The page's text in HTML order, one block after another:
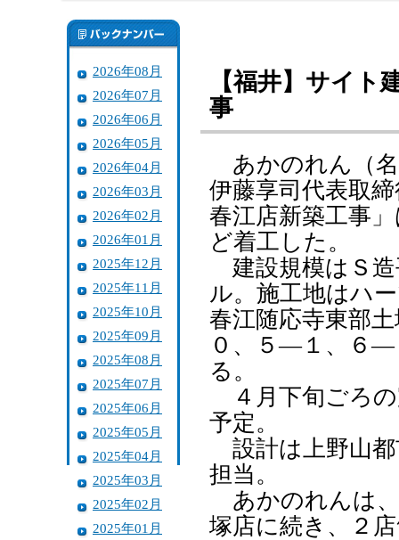
2026年08月
2026年07月
2026年06月
2026年05月
2026年04月
2026年03月
2026年02月
2026年01月
2025年12月
2025年11月
2025年10月
2025年09月
2025年08月
2025年07月
2025年06月
2025年05月
2025年04月
2025年03月
2025年02月
2025年01月
【福井】サイト
事
あかのれん（
伊藤享司代表取
春江店新築工事
ど着工した。
建設規模はＳ造
ル。施工地はハ
春江随応寺東部
０、５―１、６―
る。
４月下旬ごろの
予定。
設計は上野山都
担当。
あかのれんは、
塚店に続き、２